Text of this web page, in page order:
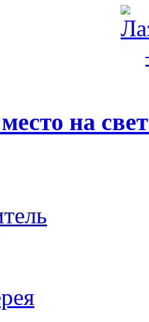
на